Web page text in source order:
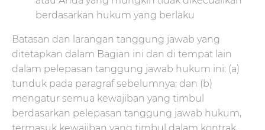
berdasarkan hukum yang berlaku
Batasan dan larangan tanggung jawab yang
ditetapkan dalam Bagian ini dan di tempat lain
dalam pelepasan tanggung jawab hukum ini: (a)
tunduk pada paragraf sebelumnya; dan (b)
mengatur semua kewajiban yang timbul
berdasarkan pelepasan tanggung jawab hukum,